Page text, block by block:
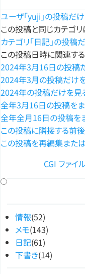
ユーザ「yuji」の投稿だ
この投稿と同じカテゴリ
カテゴリ「日記」の投稿
この投稿日時に関連する
2024年3月16日の投稿
2024年3月の投稿だけ
2024年の投稿だけを見
全年3月16日の投稿を
全年全月16日の投稿を
この投稿に隣接する前
この投稿を再編集また
CGI ファイ
情報(52)
メモ(143)
日記(61)
下書き(14)